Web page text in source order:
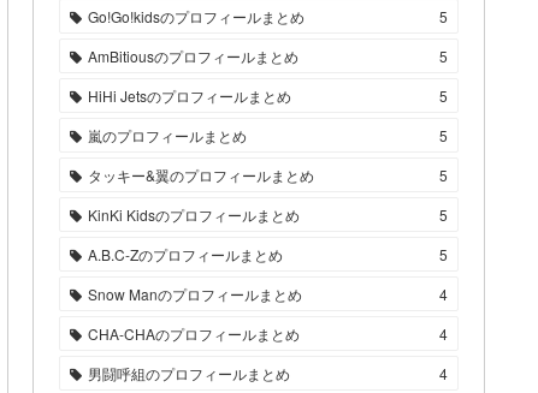
Go!Go!kidsのプロフィールまとめ
5
AmBitiousのプロフィールまとめ
5
HiHi Jetsのプロフィールまとめ
5
嵐のプロフィールまとめ
5
タッキー&翼のプロフィールまとめ
5
KinKi Kidsのプロフィールまとめ
5
A.B.C-Zのプロフィールまとめ
5
Snow Manのプロフィールまとめ
4
CHA-CHAのプロフィールまとめ
4
男闘呼組のプロフィールまとめ
4